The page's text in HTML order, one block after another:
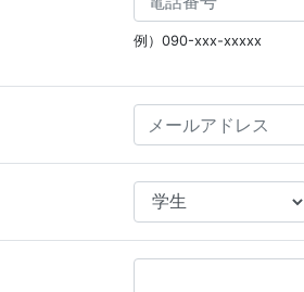
例）090-xxx-xxxxx